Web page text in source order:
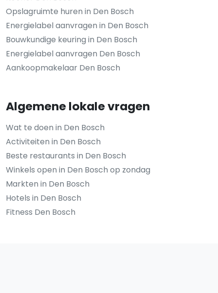
Opslagruimte huren in Den Bosch
Energielabel aanvragen in Den Bosch
Bouwkundige keuring in Den Bosch
Energielabel aanvragen Den Bosch
Aankoopmakelaar Den Bosch
Algemene lokale vragen
Wat te doen in Den Bosch
Activiteiten in Den Bosch
Beste restaurants in Den Bosch
Winkels open in Den Bosch op zondag
Markten in Den Bosch
Hotels in Den Bosch
Fitness Den Bosch